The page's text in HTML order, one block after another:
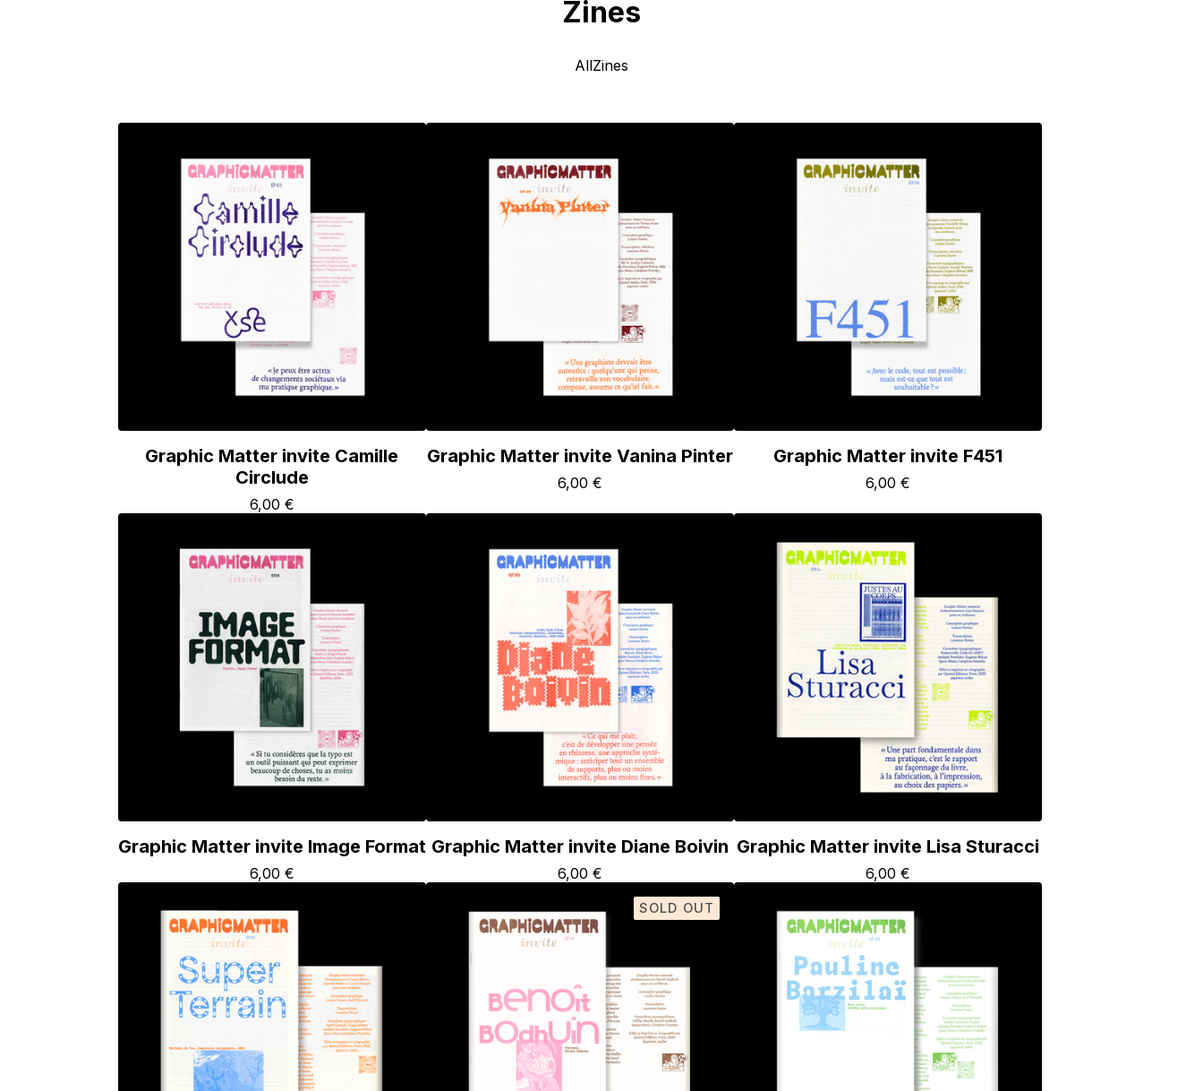
Zines
AllZines
Graphic Matter invite Camille
Circlude
6,00 €
Graphic Matter invite Vanina Pinter
6,00 €
Graphic Matter invite F451
6,00 €
Graphic Matter invite Image Format
6,00 €
Graphic Matter invite Diane Boivin
6,00 €
Graphic Matter invite Lisa Sturacci
6,00 €
SOLD OUT